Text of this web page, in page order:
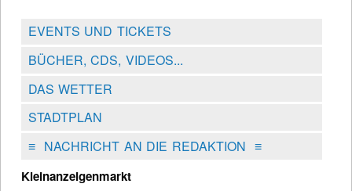
EVENTS UND TICKETS
BÜCHER, CDS, VIDEOS...
DAS WETTER
STADTPLAN
≡NACHRICHT AN DIE REDAKTION ≡
Kleinanzeigenmarkt